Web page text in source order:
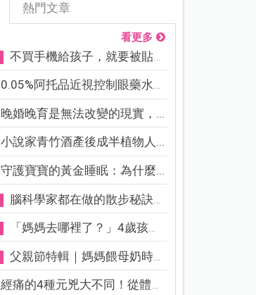
熱門文章
看更多
不買手機給孩子，就要被貼「...
0.05%阿托品近視控制眼藥水納...
晚婚晚育是無法改變的現實，...
小說家青竹酒產後成半植物人...
守護寶寶的黃金睡眠：為什麼...
腦科學家都在做的散步秘訣！...
「媽媽去哪裡了？」4歲孩子還...
父親節特輯｜媽媽餵母奶時，...
經痛的4種元兇大不同！從體質...